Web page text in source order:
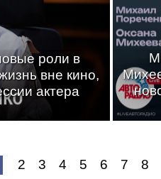
роли в
вне кино,
актера
2 3 4 5 6 7 8